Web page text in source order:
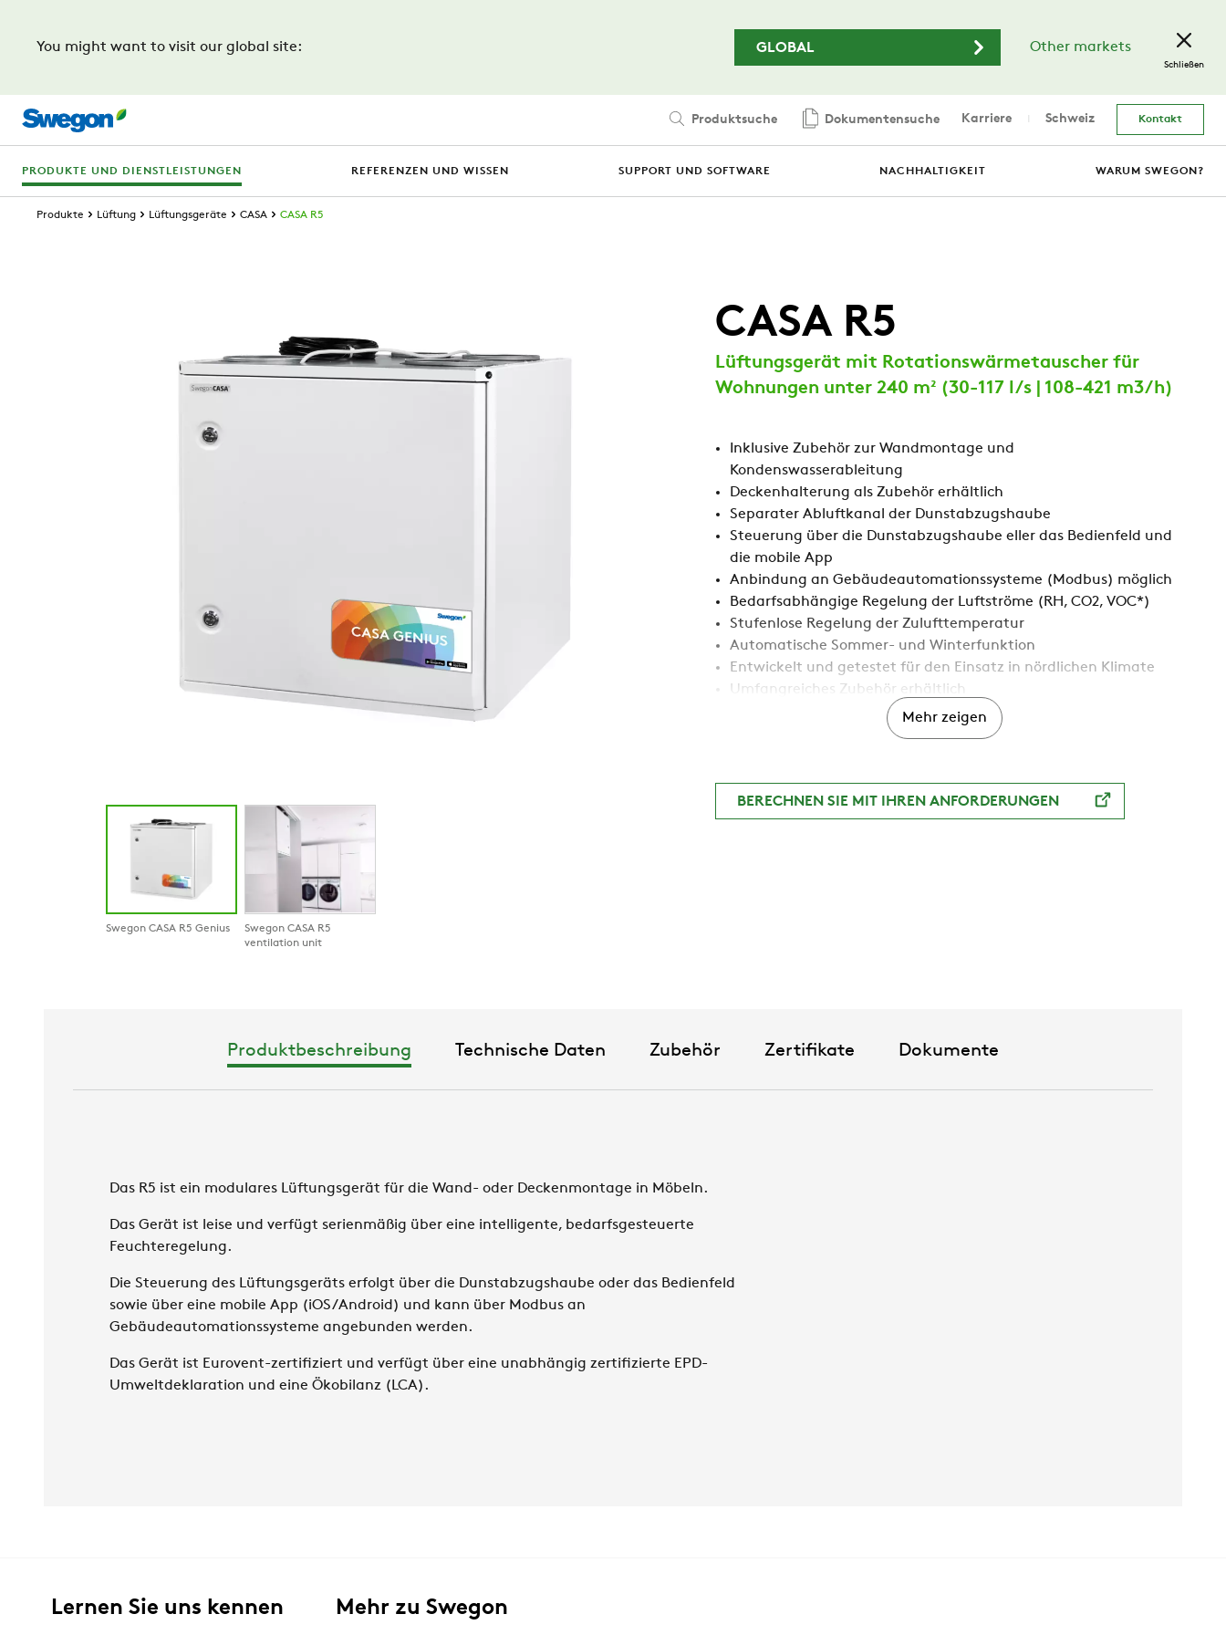
You might want to visit our global site:
GLOBAL Other markets
Schließen
Produktsuche Dokumentensuche Karriere Schweiz Kontakt
PRODUKTE UND DIENSTLEISTUNGEN REFERENZEN UND WISSEN SUPPORT UND SOFTWARE NACHHALTIGKEIT WARUM SWEGON?
Produkte Lüftung Lüftungsgeräte CASA CASA R5
Swegon CASA R5 Genius
Swegon CASA R5
ventilation unit
CASA R5
Lüftungsgerät mit Rotationswärmetauscher für
Wohnungen unter 240 m² (30-117 l/s | 108-421 m3/h)
Inklusive Zubehör zur Wandmontage und
Kondenswasserableitung
Deckenhalterung als Zubehör erhältlich
Separater Abluftkanal der Dunstabzugshaube
Steuerung über die Dunstabzugshaube eller das Bedienfeld und
die mobile App
Anbindung an Gebäudeautomationssysteme (Modbus) möglich
Bedarfsabhängige Regelung der Luftströme (RH, CO2, VOC*)
Stufenlose Regelung der Zulufttemperatur
Automatische Sommer- und Winterfunktion
Entwickelt und getestet für den Einsatz in nördlichen Klimate
Umfangreiches Zubehör erhältlich
Mehr zeigen
BERECHNEN SIE MIT IHREN ANFORDERUNGEN
Produktbeschreibung Technische Daten Zubehör Zertifikate Dokumente
Das R5 ist ein modulares Lüftungsgerät für die Wand- oder Deckenmontage in Möbeln.
Das Gerät ist leise und verfügt serienmäßig über eine intelligente, bedarfsgesteuerte
Feuchteregelung.
Die Steuerung des Lüftungsgeräts erfolgt über die Dunstabzugshaube oder das Bedienfeld
sowie über eine mobile App (iOS/Android) und kann über Modbus an
Gebäudeautomationssysteme angebunden werden.
Das Gerät ist Eurovent-zertifiziert und verfügt über eine unabhängig zertifizierte EPD-
Umweltdeklaration und eine Ökobilanz (LCA).
Lernen Sie uns kennen Mehr zu Swegon